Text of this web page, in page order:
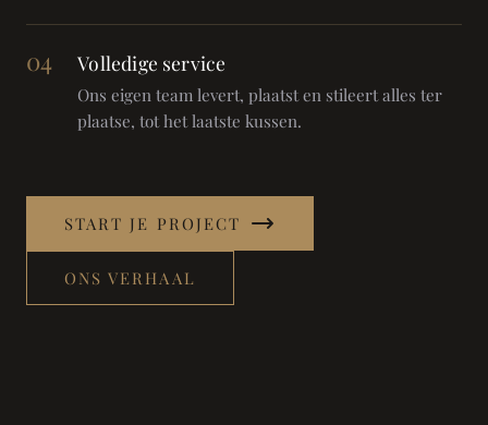
04 Volledige service
Ons eigen team levert, plaatst en stileert alles ter
plaatse, tot het laatste kussen.
START JE PROJECT
ONS VERHAAL